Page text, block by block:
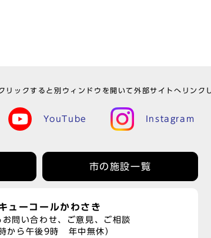
リックすると別ウィンドウを開いて外部サイトへリンク
YouTube Instagram
市の施設一覧
ューコールかわさき
問い合わせ、ご意見、ご相談
から午後9時 年中無休）